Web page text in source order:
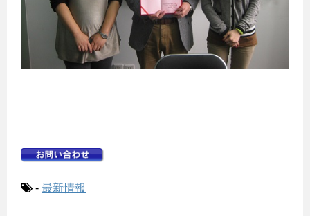
- 最新情報